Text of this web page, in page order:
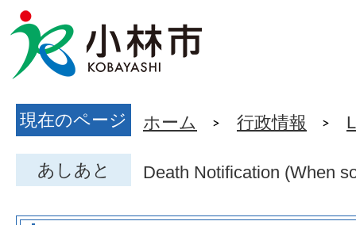
現在のページ ホーム 行政情報
あしあと Death Notification (When